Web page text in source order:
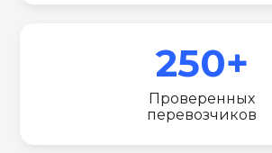
250+
Проверенных
перевозчиков